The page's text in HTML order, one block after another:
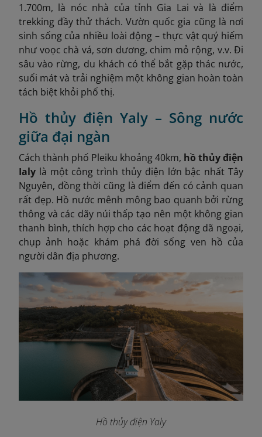
1.700m, là nóc nhà của tỉnh Gia Lai và là điểm
trekking đầy thử thách. Vườn quốc gia cũng là nơi
sinh sống của nhiều loài động – thực vật quý hiếm
như voọc chà vá, sơn dương, chim mỏ rộng, v.v. Đi
sâu vào rừng, du khách có thể bắt gặp thác nước,
suối mát và trải nghiệm một không gian hoàn toàn
tách biệt khỏi phố thị.
Hồ thủy điện Yaly – Sông nước
giữa đại ngàn
Cách thành phố Pleiku khoảng 40km, hồ thủy điện
Ialy là một công trình thủy điện lớn bậc nhất Tây
Nguyên, đồng thời cũng là điểm đến có cảnh quan
rất đẹp. Hồ nước mênh mông bao quanh bởi rừng
thông và các dãy núi thấp tạo nên một không gian
thanh bình, thích hợp cho các hoạt động dã ngoại,
chụp ảnh hoặc khám phá đời sống ven hồ của
người dân địa phương.
Hồ thủy điện Yaly